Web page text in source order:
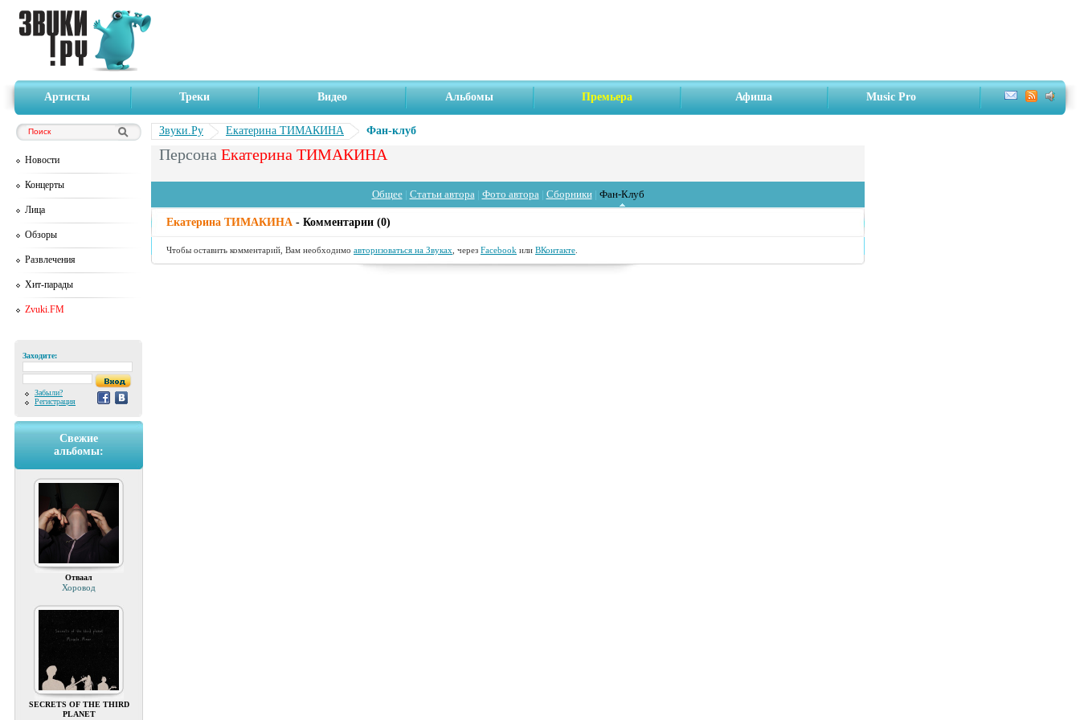
Артисты Треки Видео Альбомы Премьера Афиша Music Pro
Новости
Концерты
Лица
Обзоры
Развлечения
Хит-парады
Zvuki.FM
Заходите:
Забыли?
Регистрация
Свежие
альбомы:
Отваал
Хоровод
SECRETS OF THE THIRD
PLANET
Звуки.Ру Екатерина ТИМАКИНА Фан-клуб
Персона Екатерина ТИМАКИНА
Общее| Статьи автора| Фото автора| Сборники| Фан-Клуб
Екатерина ТИМАКИНА - Комментарии (0)
Чтобы оставить комментарий, Вам необходимо авторизоваться на Звуках , через Facebook или ВКонтакте